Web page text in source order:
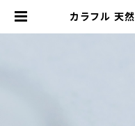
カラフル 天